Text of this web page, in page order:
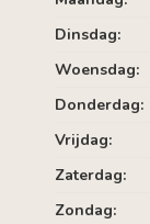
Dinsdag:
Woensdag:
Donderdag:
Vrijdag:
Zaterdag:
Zondag: